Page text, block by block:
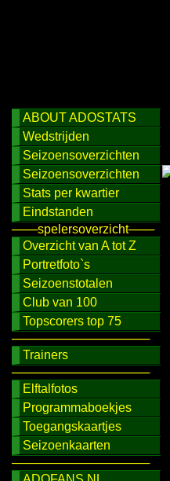
ABOUT ADOSTATS
Wedstrijden
Seizoensoverzichten
Seizoensoverzichten
Stats per kwartier
Eindstanden
───spelersoverzicht───
Overzicht van A tot Z
Portretfoto`s
Seizoenstotalen
Club van 100
Topscorers top 75
────────────────
Trainers
────────────────
Elftalfotos
Programmaboekjes
Toegangskaartjes
Seizoenkaarten
────────────────